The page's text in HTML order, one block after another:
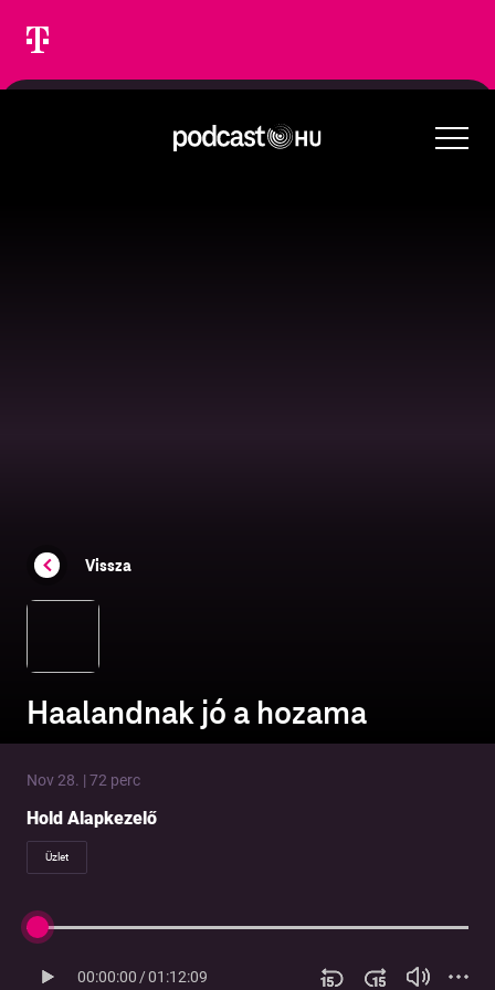
Vissza
Haalandnak jó a hozama
Nov 28. | 72 perc
Hold Alapkezelő
Üzlet
00:00:00/01:12:09